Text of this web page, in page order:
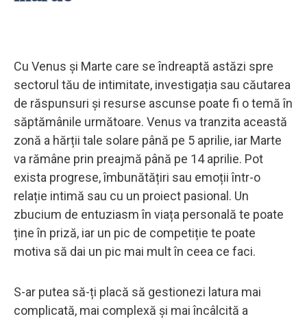
Cu Venus și Marte care se îndreaptă astăzi spre
sectorul tău de intimitate, investigația sau căutarea
de răspunsuri și resurse ascunse poate fi o temă în
săptămânile următoare. Venus va tranzita această
zonă a hărții tale solare până pe 5 aprilie, iar Marte
va rămâne prin preajmă până pe 14 aprilie. Pot
exista progrese, îmbunătățiri sau emoții într-o
relație intimă sau cu un proiect pasional. Un
zbucium de entuziasm în viața personală te poate
ține în priză, iar un pic de competiție te poate
motiva să dai un pic mai mult în ceea ce faci.
S-ar putea să-ți placă să gestionezi latura mai
complicată, mai complexă și mai încâlcită a